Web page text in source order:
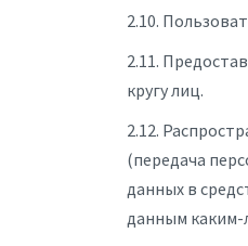
2.10.
2.11.
кругу лиц.
2.12.
(передача
данных в
данным каким-